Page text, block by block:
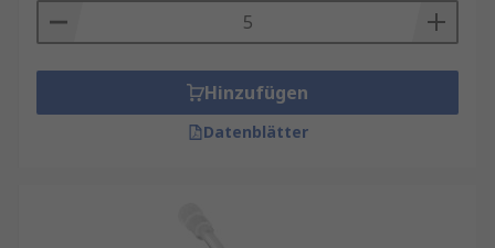
Hinzufügen
Datenblätter